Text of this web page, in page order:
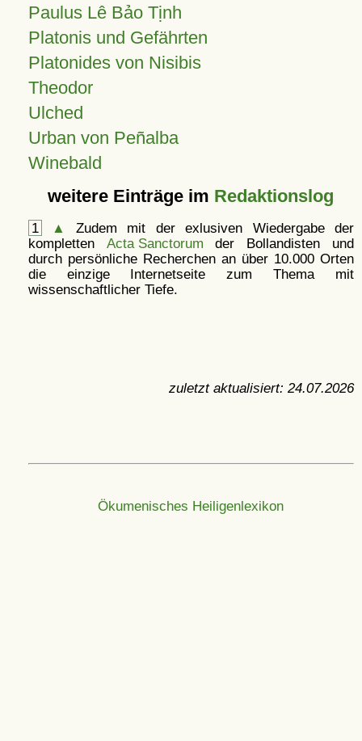
Paulus Lê Bảo Tịnh
Platonis und Gefährten
Platonides von Nisibis
Theodor
Ulched
Urban von Peñalba
Winebald
weitere Einträge im Redaktionslog
1 ▲
Zudem mit der exlusiven Wiedergabe der
kompletten Acta Sanctorum der Bollandisten und
durch persönliche Recherchen an über 10.000 Orten
die einzige Internetseite zum Thema mit
wissenschaftlicher Tiefe.
zuletzt aktualisiert: 24.07.2026
Ökumenisches Heiligenlexikon